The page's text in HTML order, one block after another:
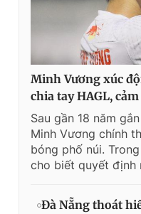
Minh Vương xúc
chia tay HAGL,
Sau gần 18 năm
Minh Vương chính
bóng phố núi.
cho biết quyết định
Đà Nẵng thoát